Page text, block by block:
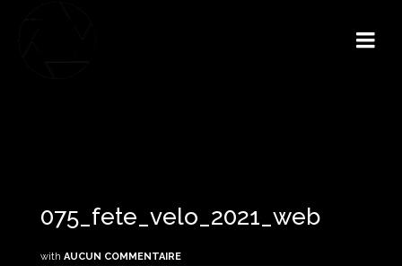
075_fete_velo_2021_web
with AUCUN COMMENTAIRE